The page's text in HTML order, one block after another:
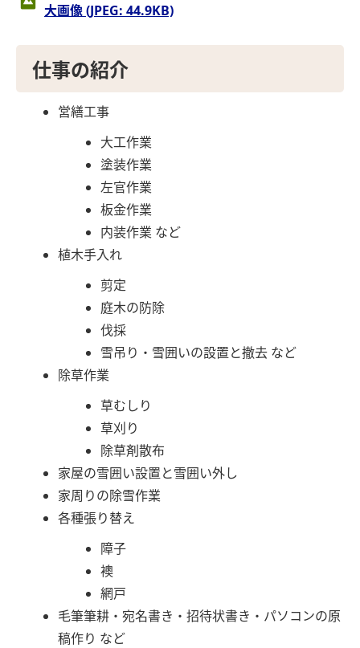
大画像 (JPEG: 44.9KB)
仕事の紹介
営繕工事
大工作業
塗装作業
左官作業
板金作業
内装作業 など
植木手入れ
剪定
庭木の防除
伐採
雪吊り・雪囲いの設置と撤去 など
除草作業
草むしり
草刈り
除草剤散布
家屋の雪囲い設置と雪囲い外し
家周りの除雪作業
各種張り替え
障子
襖
網戸
毛筆筆耕・宛名書き・招待状書き・パソコンの原
稿作り など